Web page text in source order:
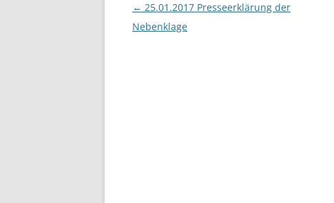
Beitragsnavigation
← 25.01.2017 Presseerklärung der
Nebenklage